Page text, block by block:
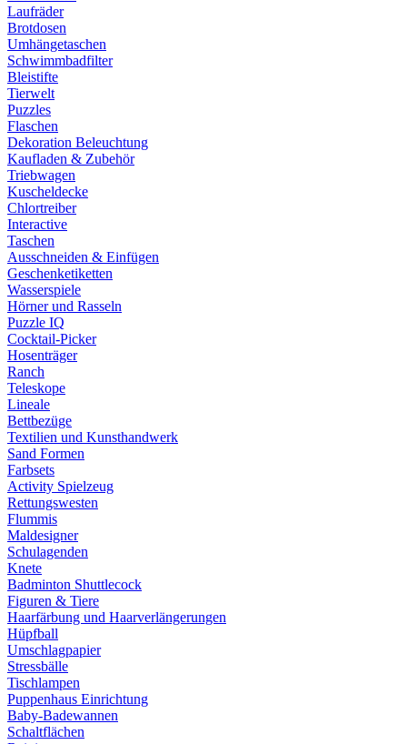
Laufräder
Brotdosen
Umhängetaschen
Schwimmbadfilter
Bleistifte
Tierwelt
Puzzles
Flaschen
Dekoration Beleuchtung
Kaufladen & Zubehör
Triebwagen
Kuscheldecke
Chlortreiber
Interactive
Taschen
Ausschneiden & Einfügen
Geschenketiketten
Wasserspiele
Hörner und Rasseln
Puzzle IQ
Cocktail-Picker
Hosenträger
Ranch
Teleskope
Lineale
Bettbezüge
Textilien und Kunsthandwerk
Sand Formen
Farbsets
Activity Spielzeug
Rettungswesten
Flummis
Maldesigner
Schulagenden
Knete
Badminton Shuttlecock
Figuren & Tiere
Haarfärbung und Haarverlängerungen
Hüpfball
Umschlagpapier
Stressbälle
Tischlampen
Puppenhaus Einrichtung
Baby-Badewannen
Schaltflächen